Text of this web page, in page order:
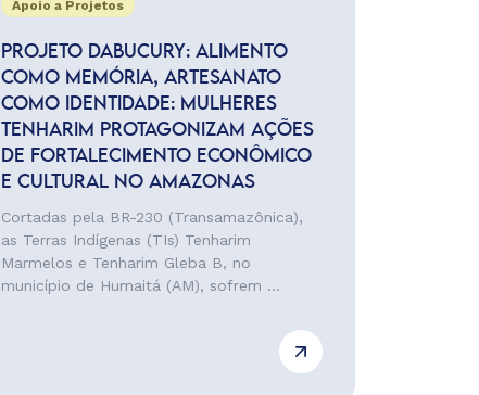
Apoio a Projetos
PROJETO DABUCURY: ALIMENTO
COMO MEMÓRIA, ARTESANATO
COMO IDENTIDADE: MULHERES
TENHARIM PROTAGONIZAM AÇÕES
DE FORTALECIMENTO ECONÔMICO
E CULTURAL NO AMAZONAS
Cortadas pela BR-230 (Transamazônica),
as Terras Indígenas (TIs) Tenharim
Marmelos e Tenharim Gleba B, no
município de Humaitá (AM), sofrem ...